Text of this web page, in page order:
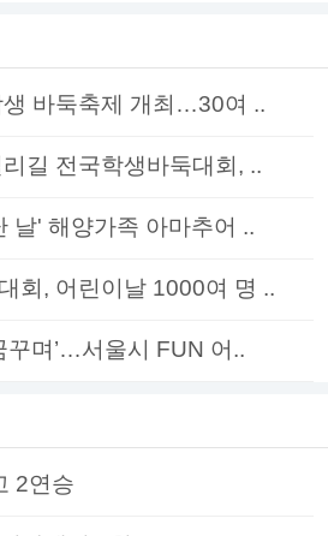
바둑축제 개최…30여 ..
길 전국학생바둑대회, ..
날' 해양가족 아마추어 ..
회, 어린이날 1000여 명 ..
꾸며’…서울시 FUN 어..
2연승